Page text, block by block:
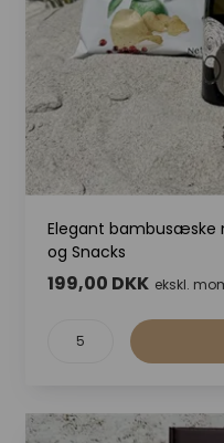
Elegant bambusæske
og Snacks
199,00 DKK ekskl.